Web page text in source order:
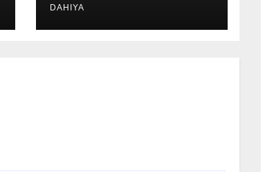
DAHIYA